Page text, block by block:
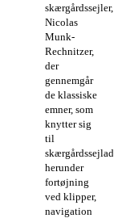
skærgårdssejler,
Nicolas
Munk-
Rechnitzer,
der
gennemgår
de klassiske
emner, som
knytter sig
til
skærgårdssejlads,
herunder
fortøjning
ved klipper,
navigation